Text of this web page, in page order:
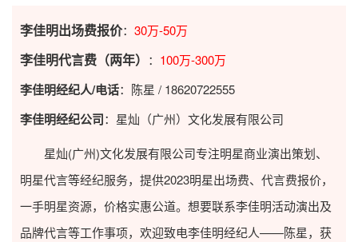
李佳明出场费报价： 30万-50万
李佳明代言费（两年） ： 100万-300万
李佳明经纪人/电话：陈星 / 18620722555
李佳明经纪公司：星灿（广州）文化发展有限公司
星灿(广州)文化发展有限公司专注明星商业演出策划、
明星代言等经纪服务，提供2023明星出场费、代言费报价，
一手明星资源，价格实惠公道。想要联系李佳明活动演出及
品牌代言等工作事项，欢迎致电李佳明经纪人——陈星，获